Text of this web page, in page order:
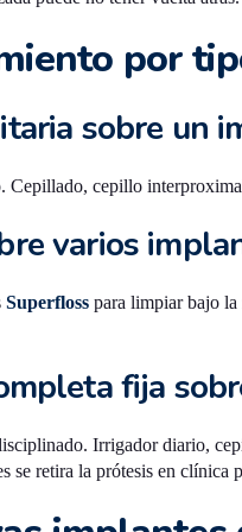
por
sobre un
Cepillado, cepillo
varios
Superfloss para limpiar bajo
fija
Irrigador diario,
se retira la prótesis en clínica